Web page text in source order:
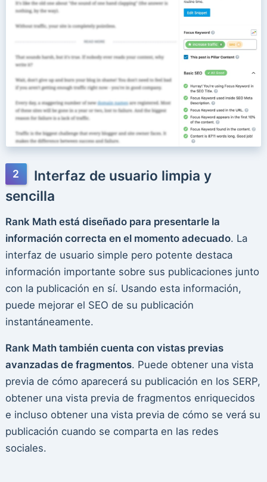
Interfaz de usuario limpia y
sencilla
Rank Math está diseñado para presentarle la
información correcta en el momento adecuado. La
interfaz de usuario simple pero potente destaca
información importante sobre sus publicaciones junto
con la publicación en sí. Usando esta información,
puede mejorar el SEO de su publicación
instantáneamente.
Rank Math también cuenta con vistas previas
avanzadas de fragmentos. Puede obtener una vista
previa de cómo aparecerá su publicación en los SERP,
obtener una vista previa de fragmentos enriquecidos
e incluso obtener una vista previa de cómo se verá su
publicación cuando se comparta en las redes
sociales.